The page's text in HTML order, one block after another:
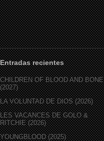
Entradas recientes
CHILDREN OF BLOOD AND BONE
(2027)
LA VOLUNTAD DE DIOS (2026)
LES VACANCES DE GOLO &
RITCHIE (2026)
YOUNGBLOOD (2025)